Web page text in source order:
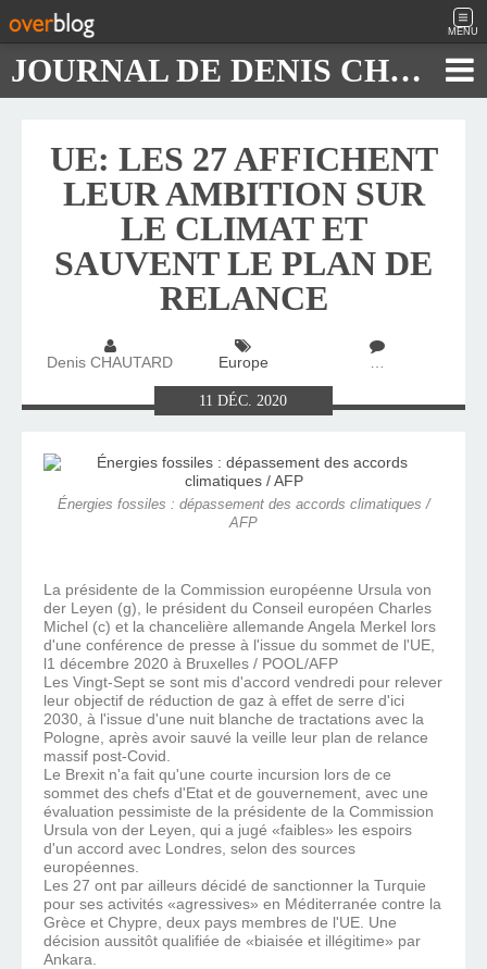
MENU
JOURNAL DE DENIS CHAUTARD
UE: LES 27 AFFICHENT
LEUR AMBITION SUR
LE CLIMAT ET
SAUVENT LE PLAN DE
RELANCE
Denis CHAUTARD Europe …
11DÉC.2020
Énergies fossiles : dépassement des accords climatiques /
AFP
La présidente de la Commission européenne Ursula von
der Leyen (g), le président du Conseil européen Charles
Michel (c) et la chancelière allemande Angela Merkel lors
d'une conférence de presse à l'issue du sommet de l'UE,
l1 décembre 2020 à Bruxelles / POOL/AFP
Les Vingt-Sept se sont mis d'accord vendredi pour relever
leur objectif de réduction de gaz à effet de serre d'ici
2030, à l'issue d'une nuit blanche de tractations avec la
Pologne, après avoir sauvé la veille leur plan de relance
massif post-Covid.
Le Brexit n'a fait qu'une courte incursion lors de ce
sommet des chefs d'Etat et de gouvernement, avec une
évaluation pessimiste de la présidente de la Commission
Ursula von der Leyen, qui a jugé «faibles» les espoirs
d'un accord avec Londres, selon des sources
européennes.
Les 27 ont par ailleurs décidé de sanctionner la Turquie
pour ses activités «agressives» en Méditerranée contre la
Grèce et Chypre, deux pays membres de l'UE. Une
décision aussitôt qualifiée de «biaisée et illégitime» par
Ankara.